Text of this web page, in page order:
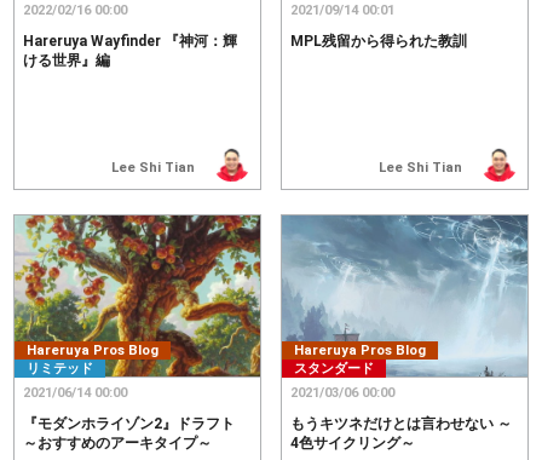
Lee Shi Tian
Hareruya Wayfinder 『神河：輝
ける世界』編
2022/02/16 00:00
Lee Shi Tian
MPL残留から得られた教訓
2021/09/14 00:01
Hareruya Pros Blog
リミテッド
『モダンホライゾン2』ドラフト
～おすすめのアーキタイプ～
2021/06/14 00:00
Hareruya Pros Blog
スタンダード
もうキツネだけとは言わせない ～
4色サイクリング～
2021/03/06 00:00